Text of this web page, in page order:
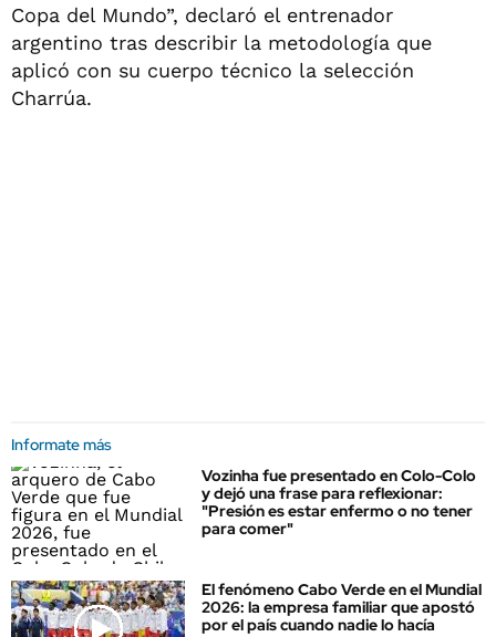
Copa del Mundo”, declaró el entrenador
argentino tras describir la metodología que
aplicó con su cuerpo técnico la selección
Charrúa.
Informate más
Vozinha fue presentado en Colo-Colo
y dejó una frase para reflexionar:
"Presión es estar enfermo o no tener
para comer"
El fenómeno Cabo Verde en el Mundial
2026: la empresa familiar que apostó
por el país cuando nadie lo hacía